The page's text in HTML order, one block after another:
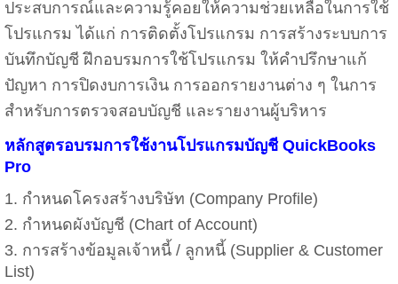
ประสบการณ์และความรู้คอยให้ความช่วยเหลือในการใช้
โปรแกรม ได้แก่ การติดตั้งโปรแกรม การสร้างระบบการ
บันทึกบัญชี ฝึกอบรมการใช้โปรแกรม ให้คำปรึกษาแก้
ปัญหา การปิดงบการเงิน การออกรายงานต่าง ๆ ในการ
สำหรับการตรวจสอบบัญชี และรายงานผู้บริหาร
หลักสูตรอบรมการใช้งานโปรแกรมบัญชี QuickBooks
Pro
1. กำหนดโครงสร้างบริษัท (Company Profile)
2. กำหนดผังบัญชี (Chart of Account)
3. การสร้างข้อมูลเจ้าหนี้ / ลูกหนี้ (Supplier & Customer
List)